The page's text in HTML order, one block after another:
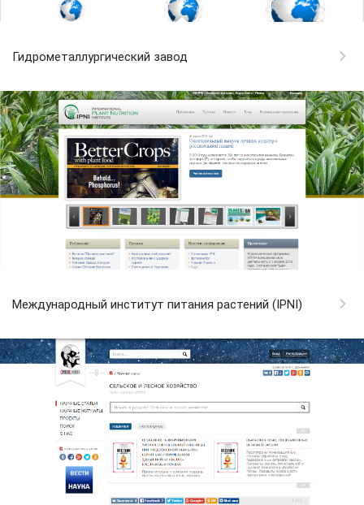
Гидрометаллургический завод
Международный институт питания растений (IPNI)